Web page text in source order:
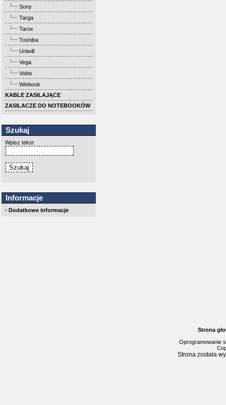
Sony
Targa
Tarox
Toshiba
Uniwill
Vega
Vobis
Winbook
KABLE ZASILAJĄCE
ZASILACZE DO NOTEBOOKÓW
Szukaj
Wpisz tekst
Informacje
- Dodatkowe informacje
Strona
Oprogramowanie
Strona została